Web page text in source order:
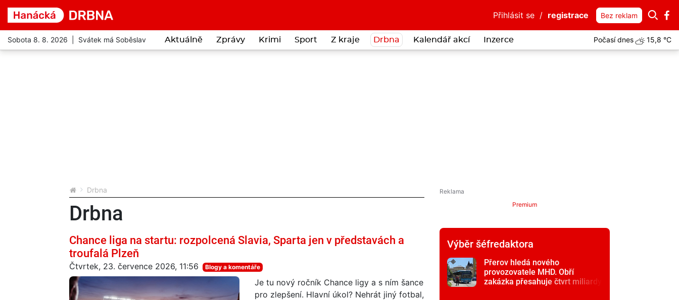
Přihlásit se / registrace Bez reklam
Sobota 8. 8. 2026 | Svátek má Soběslav Aktuálně Zprávy Krimi Sport Z kraje Drbna Kalendář akcí Inzerce Počasí dnes 15,8 °C
Drbna
Drbna
Chance liga na startu: rozpolcená Slavia, Sparta jen v představách a
troufalá Plzeň
Čtvrtek, 23. července 2026, 11:56 Blogy a komentáře
Je tu nový ročník Chance ligy a s ním šance
pro zlepšení. Hlavní úkol? Nehrát jiný fotbal,
Premium
Výběr šéfredaktora
Přerov hledá nového
provozovatele MHD. Obří
zakázka přesahuje čtvrt miliardy